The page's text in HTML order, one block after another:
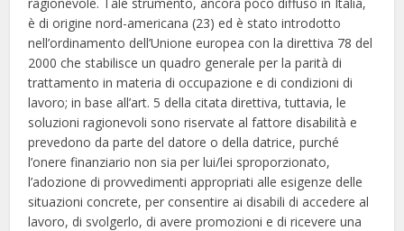
è di origine nord-americana (23) ed è stato introdotto
nell’ordinamento dell’Unione europea con la direttiva 78 del
2000 che stabilisce un quadro generale per la parità di
trattamento in materia di occupazione e di condizioni di
lavoro; in base all’art. 5 della citata direttiva, tuttavia, le
soluzioni ragionevoli sono riservate al fattore disabilità e
prevedono da parte del datore o della datrice, purché
l’onere finanziario non sia per lui/lei sproporzionato,
l’adozione di provvedimenti appropriati alle esigenze delle
situazioni concrete, per consentire ai disabili di accedere al
lavoro, di svolgerlo, di avere promozioni e di ricevere una